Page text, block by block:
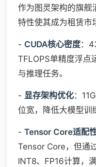
作为图灵架构的旗
特性使其成为租赁市
- CUDA核心密度：
TFLOPS单精度浮点
与推理任务。
- 显存架构优化：
位宽，降低大模型训
- Tensor Core适配
Tensor Core，但通
INT8、FP16计算，